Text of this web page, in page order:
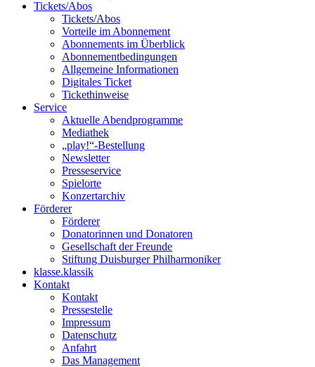
Tickets/Abos
Tickets/Abos
Vorteile im Abonnement
Abonnements im Überblick
Abonnement­bedingungen
Allgemeine Informationen
Digitales Ticket
Ticket­hinweise
Service
Aktuelle Abendprogramme
Mediathek
„play!“-Bestellung
Newsletter
Presseservice
Spielorte
Konzertarchiv
Förderer
Förderer
Donatorinnen und Donatoren
Gesellschaft der Freunde
Stiftung Duisburger Philharmoniker
klasse.klassik
Kontakt
Kontakt
Pressestelle
Impressum
Datenschutz
Anfahrt
Das Management